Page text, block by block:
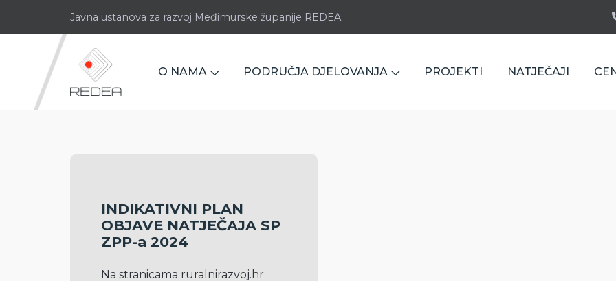
Javna ustanova za razvoj Međimurske županije REDEA
O NAMA PODRUČJA DJELOVANJA PROJEKTI NATJEČAJI
INDIKATIVNI PLAN
OBJAVE NATJEČAJA SP
ZPP-a 2024
Na stranicama ruralnirazvoj.hr